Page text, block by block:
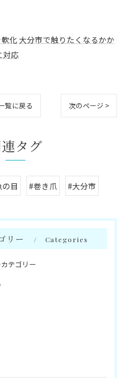
化 大分市で触りたくなるかか
対応
覧に戻る 次のページ >
タグ
の目 #巻き爪 #大分市
リー Categories
テゴリー